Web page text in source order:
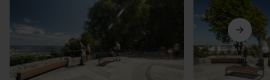
Vorige Weiter